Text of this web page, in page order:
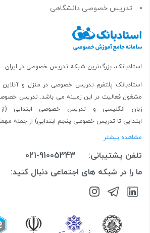
تدریس خصوصی دانشگاهی
استادبانک، بزرگ‌ترین شبکه تدریس خصوصی در ایران
استادبانک پلتفرم تدریس خصوصی در منزل و آنلاین
مشغول فعالیت در این زمینه می باشد.تدریس
زبان انگلیسی و تدریس خصوصی ابتدایی (از
ابتدایی تا تدریس خصوصی پنجم ابتدایی) از جمله
مشاهده بیشتر
تلفن پشتیبانی:
021-91005343
ما را در شبکه های اجتماعی دنبال کنید: